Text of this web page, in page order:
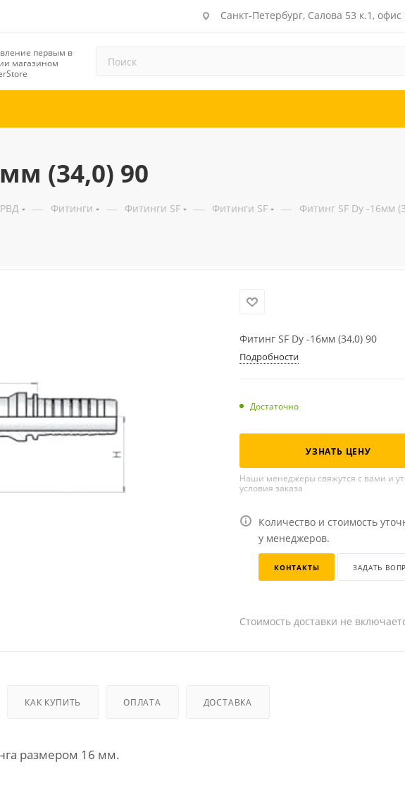
Санкт-Петербург, Салова 53 к.1, офис
первым в
магазином
(34,0) 90
— Фитинги — Фитинги SF — Фитинги SF — Фитинг SF Dу -16мм
Фитинг SF Dу -16мм (34,0) 90
Подробности
Достаточно
УЗНАТЬ ЦЕНУ
Наши менеджеры свяжутся с вами и
условия заказа
Количество и стоимость
у менеджеров.
КОНТАКТЫ ЗАДАТЬ
Стоимость доставки не
КАК КУПИТЬ ОПЛАТА ДОСТАВКА
размером 16 мм.